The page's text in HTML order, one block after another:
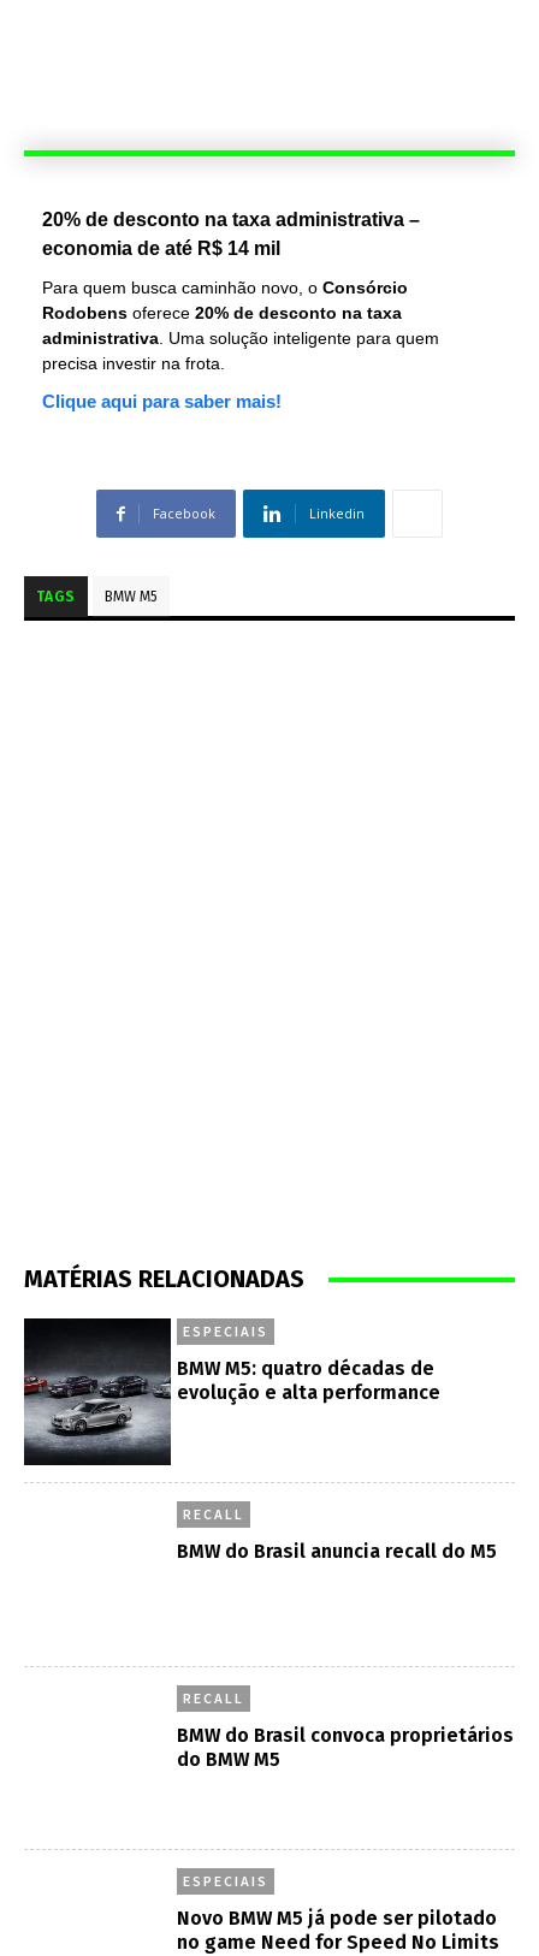
20% de desconto na taxa administrativa –
economia de até R$ 14 mil
Para quem busca caminhão novo, o Consórcio
Rodobens oferece 20% de desconto na taxa
administrativa . Uma solução inteligente para quem
precisa investir na frota.
Clique aqui para saber mais!
Facebook Linkedin
TAGS BMW M5
MATÉRIAS RELACIONADAS
ESPECIAIS
BMW M5: quatro décadas de
evolução e alta performance
RECALL
BMW do Brasil anuncia recall do M5
RECALL
BMW do Brasil convoca proprietários
do BMW M5
ESPECIAIS
Novo BMW M5 já pode ser pilotado
no game Need for Speed No Limits